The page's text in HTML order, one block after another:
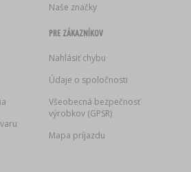
Naše značky
PRE ZÁKAZNÍKOV
Nahlásiť chybu
Údaje o spoločnosti
Všeobecná bezpečnosť
výrobkov (GPSR)
Mapa príjazdu